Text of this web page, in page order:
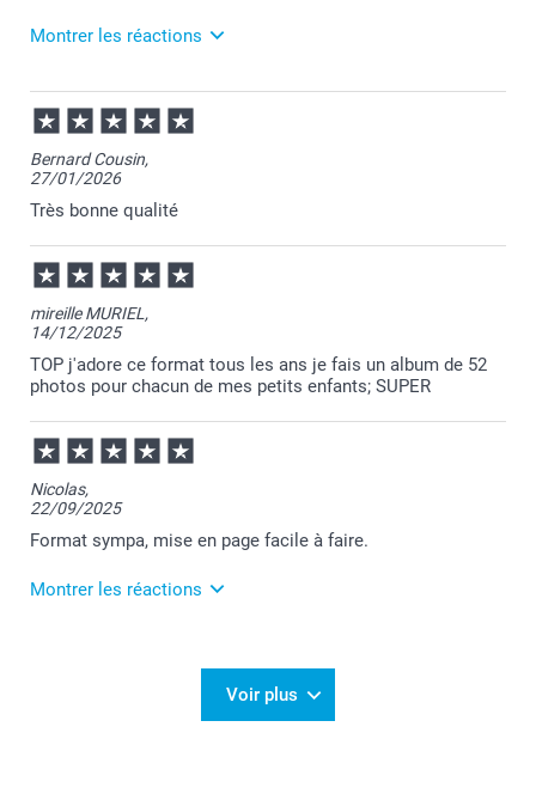
Cordialement,
Florence@smartphoto
Montrer les réactions
26/02/2026
10:53
Bonjour Laurence,
Je vous remercie pour votre commande et je suis
ravie d'apprendre votre satisfaction continue avec le
Format 52 au fil des ans.
Je vous remercie sincèrement pour votre fidélité et
votre appréciation.
Passez une belle journée.
Cordialement,
Florence@smartphoto
Bernard Cousin,
27/01/2026
Très bonne qualité
mireille MURIEL,
14/12/2025
TOP j'adore ce format tous les ans je fais un album de 52
photos pour chacun de mes petits enfants; SUPER
Nicolas,
22/09/2025
Format sympa, mise en page facile à faire.
Montrer les réactions
Voir plus